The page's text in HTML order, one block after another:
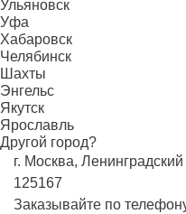
Ульяновск
Уфа
Хабаровск
Челябинск
Шахты
Энгельс
Якутск
Ярославль
Другой город?
г. Москва,
125167
Заказывайте по